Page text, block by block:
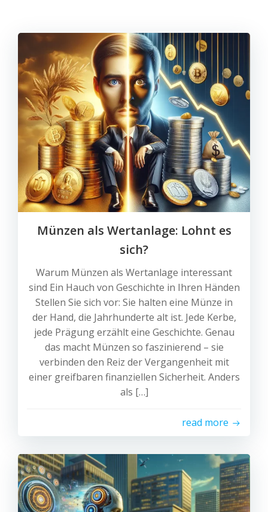
Münzen als Wertanlage: Lohnt es
sich?
Warum Münzen als Wertanlage interessant
sind Ein Hauch von Geschichte in Ihren Händen
Stellen Sie sich vor: Sie halten eine Münze in
der Hand, die Jahrhunderte alt ist. Jede Kerbe,
jede Prägung erzählt eine Geschichte. Genau
das macht Münzen so faszinierend – sie
verbinden den Reiz der Vergangenheit mit
einer greifbaren finanziellen Sicherheit. Anders
als […]
read more